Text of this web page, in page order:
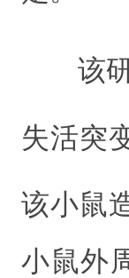
该
失活突
该小鼠
小鼠外